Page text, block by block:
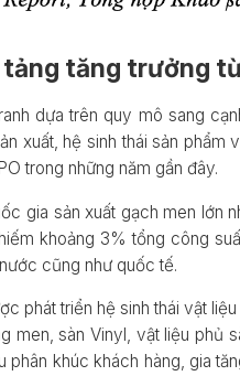
tảng tăng trưởng
dựa trên quy mô sang
xuất, hệ sinh thái sản
trong những năm gần đây.
gia sản xuất gạch men
khoảng 3% tổng công
cũng như quốc tế.
phát triển hệ sinh thái vật
men, sàn Vinyl, vật liệu
phân khúc khách hàng, gia